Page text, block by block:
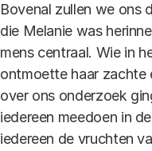
Bovenal zullen we ons
die Melanie was
mens centraal. Wie in
ontmoette haar zachte
over ons onderzoek
iedereen meedoen in
iedereen de vruchten